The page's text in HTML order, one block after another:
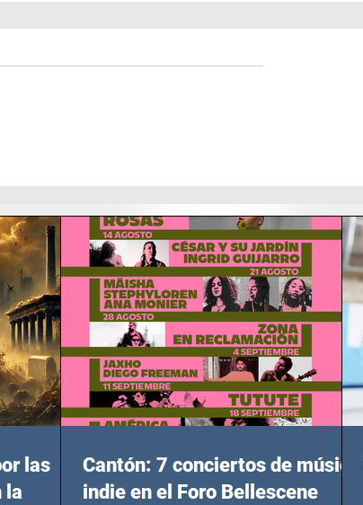
las
la
Cantón: 7 conciertos de música
indie en el Foro Bellescene